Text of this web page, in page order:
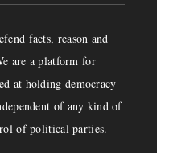
facts, reason and
are a platform for
at holding democracy
of any kind of
of political parties.